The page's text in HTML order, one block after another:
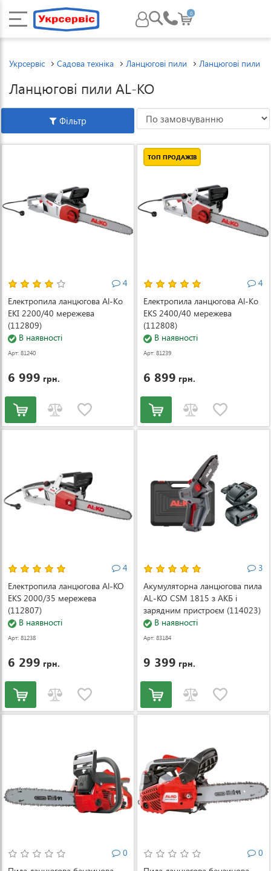
0
Укрсервіс Садова техніка Ланцюгові пили Ланцюгові пили
Ланцюгові пили AL-KO
Фільтр
4
Електропила ланцюгова Al-Ko
EKI 2200/40 мережева
(112809)
В наявності
Арт: 81240
6 999 грн.
ТОП ПРОДАЖІВ
4
Електропила ланцюгова Al-Ko
EKS 2400/40 мережева
(112808)
В наявності
Арт: 81239
6 899 грн.
4
Електропила ланцюгова Al-KO
EKS 2000/35 мережева
(112807)
В наявності
Арт: 81238
6 299 грн.
3
Акумуляторна ланцюгова пила
AL-KO CSM 1815 з АКБ і
зарядним пристроєм (114023)
В наявності
Арт: 83184
9 399 грн.
0
0